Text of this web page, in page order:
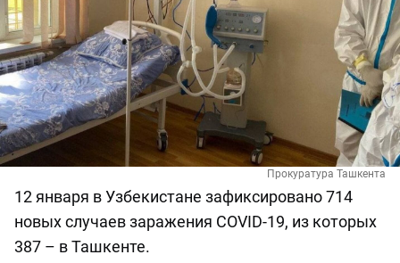
Прокуратура Ташкента
12 января в Узбекистане зафиксировано 714
новых случаев заражения COVID-19, из которых
387 – в Ташкенте.